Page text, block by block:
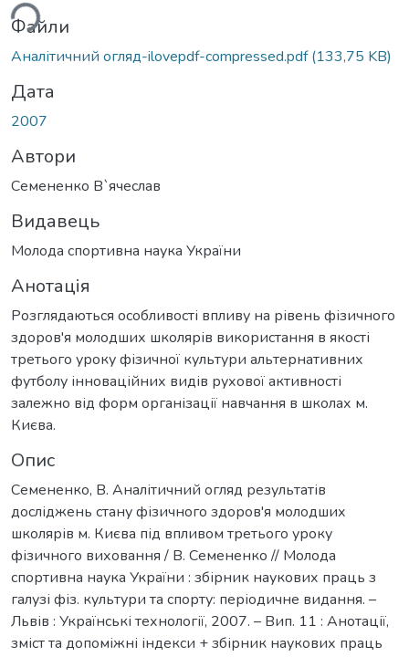
Файли
Аналітичний огляд-ilovepdf-compressed.pdf(133,75 KB)
Дата
2007
Автори
Семененко В`ячеслав
Видавець
Молода спортивна наука України
Анотація
Розглядаються особливості впливу на рівень фізичного
здоров'я молодших школярів використання в якості
третього уроку фізичної культури альтернативних
футболу інноваційних видів рухової активності
залежно від форм організації навчання в школах м.
Києва.
Опис
Семененко, В. Аналітичний огляд результатів
досліджень стану фізичного здоров'я молодших
школярів м. Києва під впливом третього уроку
фізичного виховання / В. Семененко // Молода
спортивна наука України : збірник наукових праць з
галузі фіз. культури та спорту: періодичне видання. –
Львів : Українські технології, 2007. – Вип. 11 : Анотації,
зміст та допоміжні індекси + збірник наукових праць